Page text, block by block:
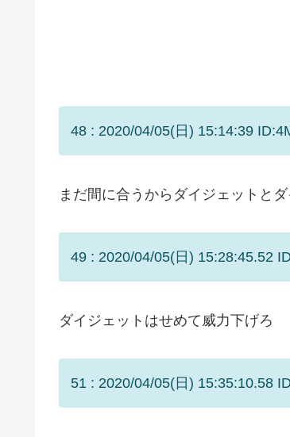
48 : 2020/04/05(日) 15:14:39
まだ間に合うからダイジェットと
49 : 2020/04/05(日) 15:28:45.52
ダイジェットはせめて威力下げろ
51 : 2020/04/05(日) 15:35:10.58